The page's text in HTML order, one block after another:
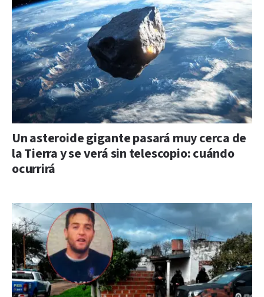
Un asteroide gigante pasará muy cerca de
la Tierra y se verá sin telescopio: cuándo
ocurrirá